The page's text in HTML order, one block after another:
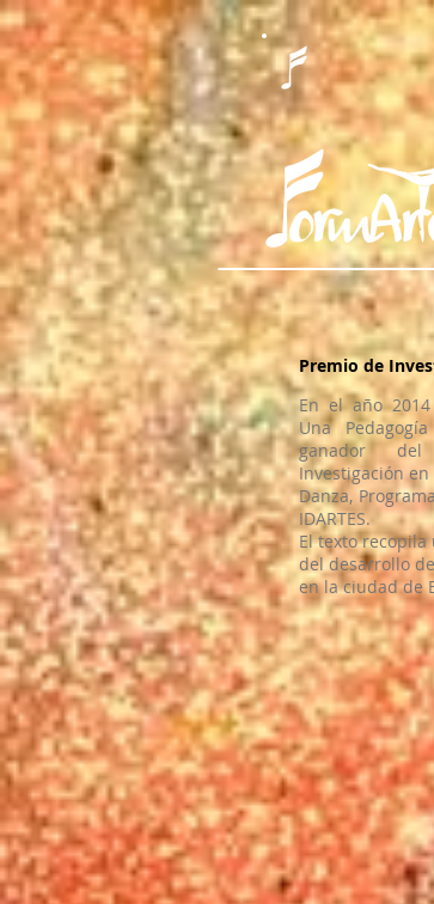
Premio de
En el año
Una
ganador
Investigación
Danza,
IDARTES.
El texto
del desarrollo
en la ciudad de